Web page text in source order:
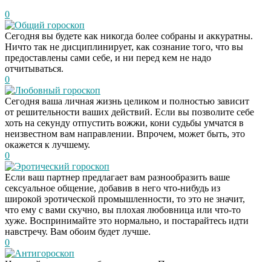
0
Общий гороскоп
Сегодня вы будете как никогда более собраны и аккуратны.
Ничто так не дисциплинирует, как сознание того, что вы
предоставлены сами себе, и ни перед кем не надо
отчитываться.
0
Любовный гороскоп
Сегодня ваша личная жизнь целиком и полностью зависит
от решительности ваших действий. Если вы позволите себе
хоть на секунду отпустить вожжи, кони судьбы умчатся в
неизвестном вам направлении. Впрочем, может быть, это
окажется к лучшему.
0
Эротический гороскоп
Если ваш партнер предлагает вам разнообразить ваше
сексуальное общение, добавив в него что-нибудь из
широкой эротической промышленности, то это не значит,
что ему с вами скучно, вы плохая любовница или что-то
хуже. Воспринимайте это нормально, и постарайтесь идти
навстречу. Вам обоим будет лучше.
0
Антигороскоп